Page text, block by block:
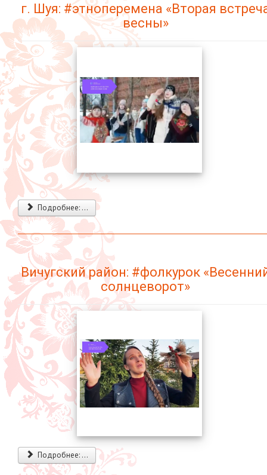
г. Шуя: #этноперемена «Вторая
весны»
Подробнее: ...
Вичугский район: #фолкурок
солнцеворот»
Подробнее: ...